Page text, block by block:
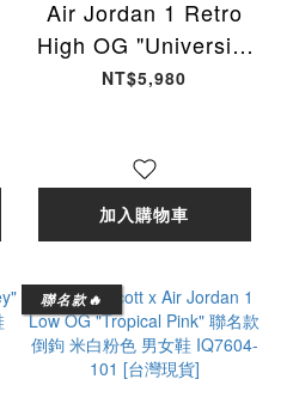
Air Jordan 1 Retro
High OG "University
Blue" 大學藍 藍色 高
NT$5,980
加入購物車
聯名款🔥